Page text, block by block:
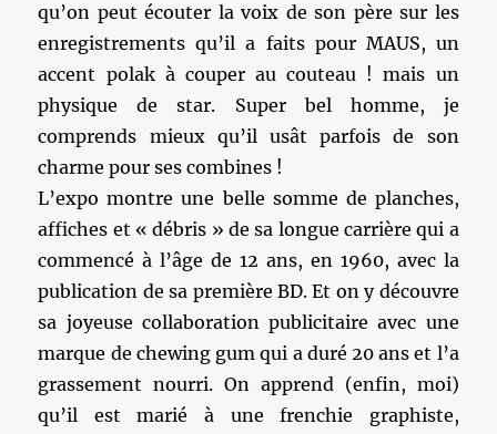
qu’on peut écouter la voix de son père sur les
enregistrements qu’il a faits pour MAUS, un
accent polak à couper au couteau ! mais un
physique de star. Super bel homme, je
comprends mieux qu’il usât parfois de son
charme pour ses combines !
L’expo montre une belle somme de planches,
affiches et « débris » de sa longue carrière qui a
commencé à l’âge de 12 ans, en 1960, avec la
publication de sa première BD. Et on y découvre
sa joyeuse collaboration publicitaire avec une
marque de chewing gum qui a duré 20 ans et l’a
grassement nourri. On apprend (enfin, moi)
qu’il est marié à une frenchie graphiste,